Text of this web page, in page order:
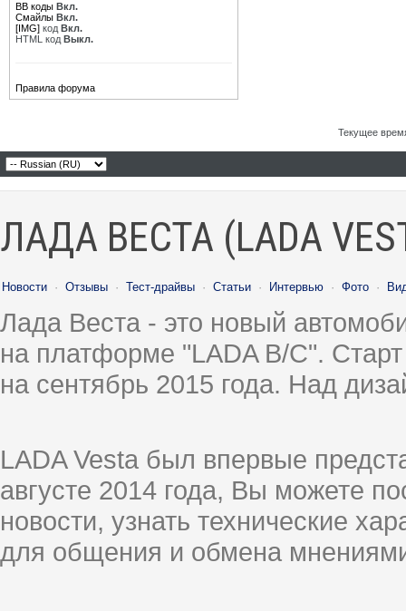
BB коды Вкл.
Смайлы Вкл.
[IMG] код Вкл.
HTML код Выкл.
Правила форума
Текущее
ЛАДА ВЕСТА (LADA
Новости · Отзывы · Тест-драйвы · Статьи · Интервью · Фото ·
Лада Веста - это новый
на платформе "LADA B/C".
на сентябрь 2015 года. Над
LADA Vesta был впервые
августе 2014 года, Вы можете
новости, узнать технические
для общения и обмена